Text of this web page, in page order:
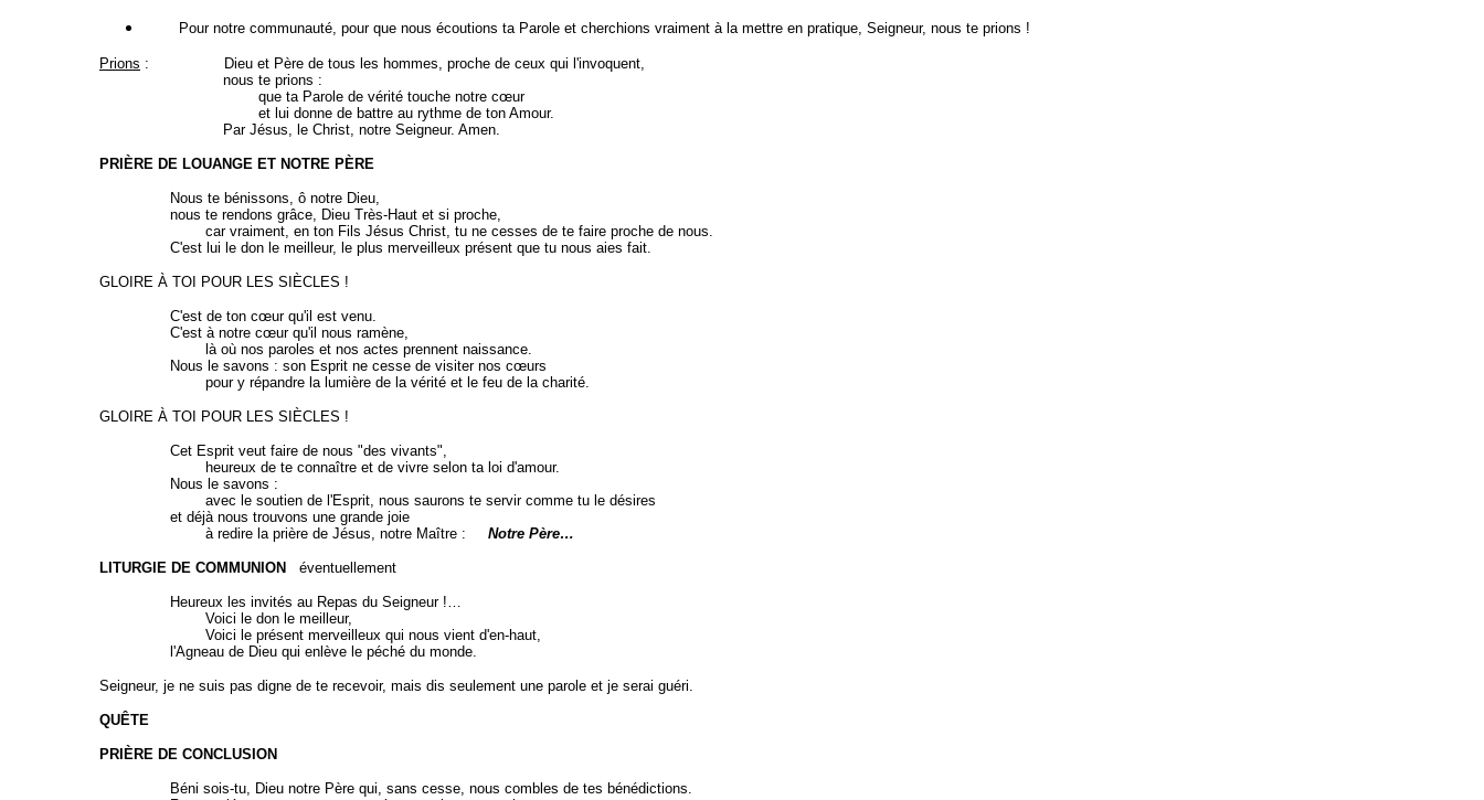
Pour notre communauté, pour que nous écoutions ta Parole et cherchions vraiment à la mettre en pratique, Seigneur, nous te prions !
Prions : Dieu et Père de tous les hommes, proche de ceux qui l'invoquent,
nous te prions :
que ta Parole de vérité touche notre cœur
et lui donne de battre au rythme de ton Amour.
Par Jésus, le Christ, notre Seigneur. Amen.
PRIÈRE DE LOUANGE ET NOTRE PÈRE
Nous te bénissons, ô notre Dieu,
nous te rendons grâce, Dieu Très-Haut et si proche,
car vraiment, en ton Fils Jésus Christ, tu ne cesses de te faire proche de nous.
C'est lui le don le meilleur, le plus merveilleux présent que tu nous aies fait.
GLOIRE À TOI POUR LES SIÈCLES !
C'est de ton cœur qu'il est venu.
C'est à notre cœur qu'il nous ramène,
là où nos paroles et nos actes prennent naissance.
Nous le savons : son Esprit ne cesse de visiter nos cœurs
pour y répandre la lumière de la vérité et le feu de la charité.
GLOIRE À TOI POUR LES SIÈCLES !
Cet Esprit veut faire de nous "des vivants",
heureux de te connaître et de vivre selon ta loi d'amour.
Nous le savons :
avec le soutien de l'Esprit, nous saurons te servir comme tu le désires
et déjà nous trouvons une grande joie
à redire la prière de Jésus, notre Maître :
Notre Père…
LITURGIE DE COMMUNION éventuellement
Heureux les invités au Repas du Seigneur !…
Voici le don le meilleur,
Voici le présent merveilleux qui nous vient d'en-haut,
l'Agneau de Dieu qui enlève le péché du monde.
Seigneur, je ne suis pas digne de te recevoir, mais dis seulement une parole et je serai guéri.
QUÊTE
PRIÈRE DE CONCLUSION
Béni sois-tu, Dieu notre Père qui, sans cesse, nous combles de tes bénédictions.